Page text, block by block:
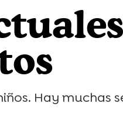
Hay muchas